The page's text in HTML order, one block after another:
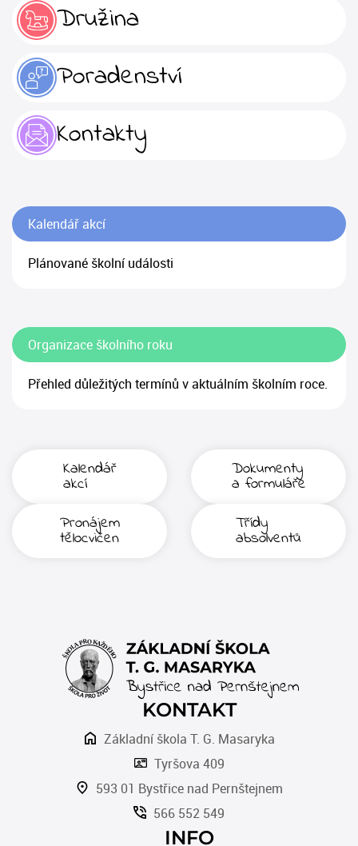
Družina
Poradenství
Kontakty
Kalendář akcí
Plánované školní události
Organizace školního roku
Přehled důležitých termínů v aktuálním školním roce.
Kalendář
akcí
Dokumenty
a formuláře
Pronájem
tělocvičen
Třídy
absolventů
KONTAKT
Základní škola T. G. Masaryka
Tyršova 409
593 01 Bystřice nad Pernštejnem
566 552 549
INFO